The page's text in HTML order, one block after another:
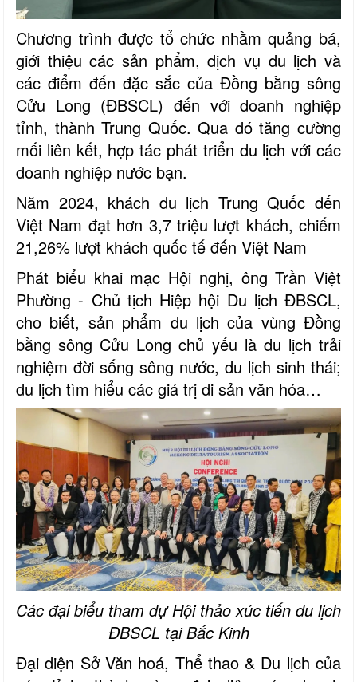
Chương trình được tổ chức nhằm quảng bá,
giới thiệu các sản phẩm, dịch vụ du lịch và
các điểm đến đặc sắc của Đồng bằng sông
Cửu Long (ĐBSCL) đến với doanh nghiệp
tỉnh, thành Trung Quốc. Qua đó tăng cường
mối liên kết, hợp tác phát triển du lịch với các
doanh nghiệp nước bạn.
Năm 2024, khách du lịch Trung Quốc đến
Việt Nam đạt hơn 3,7 triệu lượt khách, chiếm
21,26% lượt khách quốc tế đến Việt Nam
Phát biểu khai mạc Hội nghị, ông Trần Việt
Phường - Chủ tịch Hiệp hội Du lịch ĐBSCL,
cho biết, sản phẩm du lịch của vùng Đồng
bằng sông Cửu Long chủ yếu là du lịch trải
nghiệm đời sống sông nước, du lịch sinh thái;
du lịch tìm hiểu các giá trị di sản văn hóa…
Các đại biểu tham dự Hội thảo xúc tiến du lịch
ĐBSCL tại Bắc Kinh
Đại diện Sở Văn hoá, Thể thao & Du lịch của